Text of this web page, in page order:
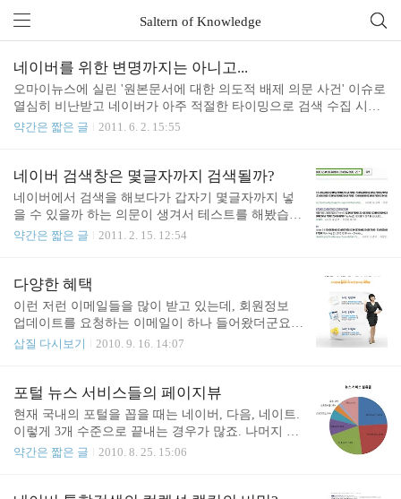
전체 글 (315)
Saltern of Knowledge
네이버를 위한 변명까지는 아니고...
오마이뉴스에 실린 '원본문서에 대한 의도적 배제 의문 사건' 이슈로
열심히 비난받고 네이버가 아주 적절한 타이밍으로 검색 수집 시스
템 개선 계획을 발표했다. 네이버의 주장에 따르면 원래부터 계획되
라면 단순 장비 증설 수준이라고도 볼 수 있다. (네이버에서 발표한
자료에 따르면 100만개의 블로그가 수집 대상으로 추가되고, 더 빠
르게 수집한다는 것 외에는 크게 달라진 게 없어보이니 말이다. 이런
거는 장비 증설로 가능한 거 아닌가?) 이번에 오마이뉴스 기사(?)를
쓴 사람은 엄밀히 따지면 정식 기자가 아닌데, 이런 한 명의 개인 플
약간은 짧은 글 2011. 6. 2. 15:55
네이버 검색창은 몇글자까지 검색될까?
네이버에서 검색을 해보다가 갑자기 몇글자까지 넣
을 수 있을까 하는 의문이 생겨서 테스트를 해봤습니
다. 글자수를 세는 게 불편해서 그냥 1부터 0까지 10
3456789012345678901234567890123456789012345678
90 12345678901234567890 위의 무식한 검색어 다음
부터는 추가로 더 붙여서 검색을 해도 검색결과가 동
8901234567890123456789012345678901234567890 12
색어에 대해..
약간은 짧은 글 2011. 2. 15. 12:54
다양한 혜택
이런 저런 이메일들을 많이 받고 있는데, 회원정보
업데이트를 요청하는 이메일이 하나 들어왔더군요.
"고객님 정보를 업데이트하시면, 다양한 혜택이 따라
담당자는 저 3개의 내용이 혜택이라고 생각하는 걸
까요? 고객 입장에서는 단 하나도 혜택스럽지 않아
보이는데 말이죠. 특히 두번째 혜택이라는 컨설팅서
비스는 어째 상품 판매를 위한 텔레마케팅 용으로 내
정보를 써먹고 싶으니 연락이 가능한 최신 정보로 바
삼성생명이 제공해준다는 저 엄청나고 다양한 혜택
삽질 다시보기 2010. 9. 16. 14:07
포털 뉴스 서비스들의 페이지뷰
현재 국내의 포털을 꼽을 때는 네이버, 다음, 네이트.
이렇게 3개 수준으로 끝내는 경우가 많죠. 나머지 포
털들은 수치적으로 의미가 없어서 요즘은 그냥 생략
약간은 짧은 글 2010. 8. 25. 15:06